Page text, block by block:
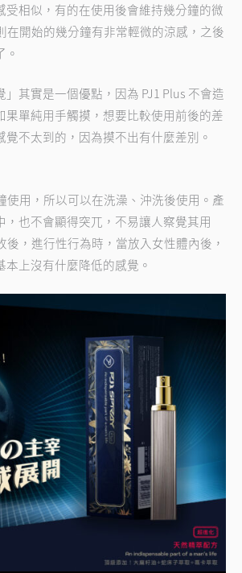
受相似，有的在使用後會維持幾分鐘的微
在開始的幾分鐘有非常輕微的涼感，之後
。
其實是一個優點，因為 PJ1 Plus 不會造
果單純用手觸摸，想要比較使用前後的差
覺不太到的，因為摸不出有什麼差別。
使用，所以可以在洗澡、沖洗後使用。產
，也不會顯得突兀，不易讓人察覺其用
後，進行性行為時，當放入女性體內後，
上沒有什麼降低的感覺。